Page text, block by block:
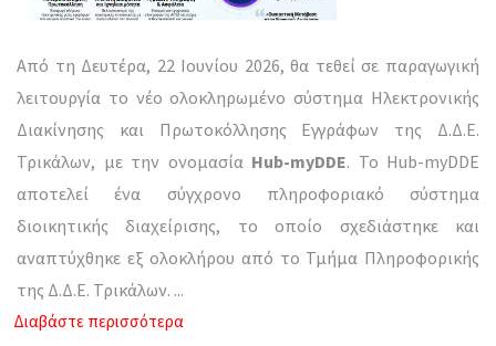
Από τη Δευτέρα, 22 Ιουνίου 2026, θα τεθεί σε παραγωγική
λειτουργία το νέο ολοκληρωμένο σύστημα Ηλεκτρονικής
Διακίνησης και Πρωτοκόλλησης Εγγράφων της Δ.Δ.Ε.
Τρικάλων, με την ονομασία Hub-myDDE. Το Hub-myDDE
αποτελεί ένα σύγχρονο πληροφοριακό σύστημα
διοικητικής διαχείρισης, το οποίο σχεδιάστηκε και
αναπτύχθηκε εξ ολοκλήρου από το Τμήμα Πληροφορικής
της Δ.Δ.Ε. Τρικάλων. ...
Διαβάστε περισσότερα